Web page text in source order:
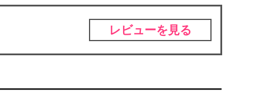
レビューを見る